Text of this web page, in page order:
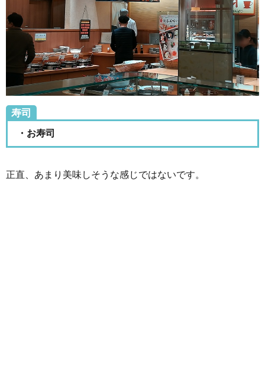
寿司
・お寿司
正直、あまり美味しそうな感じではないです。